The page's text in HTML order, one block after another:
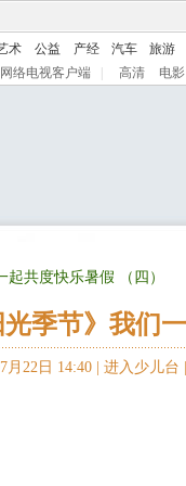
术 公益 产经 汽车 旅游
网络电视客户端 高清 电影
共度快乐暑假 （四）
季节》我们
22日 14:40 | 进入少儿台